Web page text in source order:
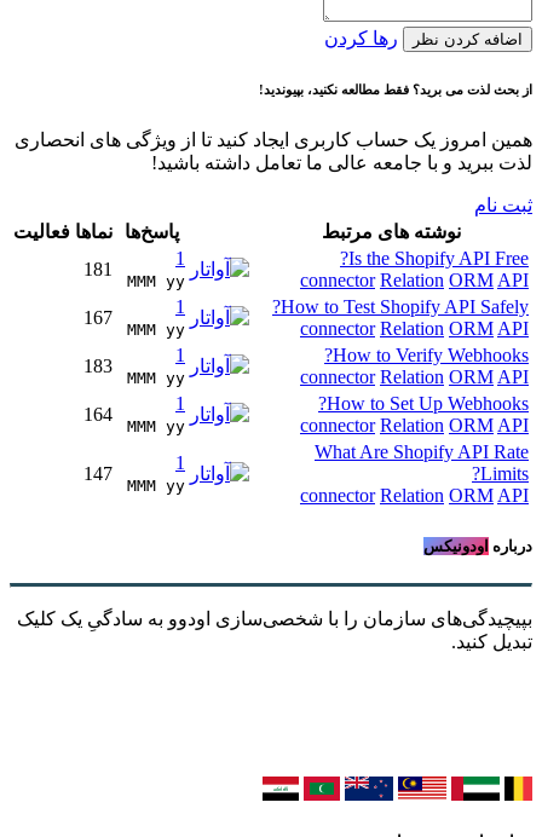
اضافه کردن نظر رها کردن
از بحث لذت می برید؟ فقط مطالعه نکنید، بپیوندید!
همین امروز یک حساب کاربری ایجاد کنید تا از ویژگی های انحصاری
لذت ببرید و با جامعه عالی ما تعامل داشته باشید!
ثبت نام
نوشته های مرتبط
پاسخ‌ها نماها فعالیت
Is the Shopify API Free?
connector Relation ORM API
1
MMM yy
181
How to Test Shopify API Safely?
connector Relation ORM API
1
MMM yy
167
How to Verify Webhooks?
connector Relation ORM API
1
MMM yy
183
How to Set Up Webhooks?
connector Relation ORM API
1
MMM yy
164
What Are Shopify API Rate
Limits?
connector Relation ORM API
1
MMM yy
147
درباره اودونیکس
بپیچیدگی‌های سازمان را با شخصی‌سازی اودوو به سادگیِ یک کلیک
تبدیل کنید.